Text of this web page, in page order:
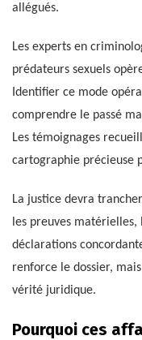
allégués.
Les experts en
prédateurs sexuels
Identifier ce mode
comprendre le passé
Les témoignages
cartographie précieuse
La justice devra
les preuves matérielles,
déclarations
renforce le dossier,
vérité juridique.
Pourquoi ces